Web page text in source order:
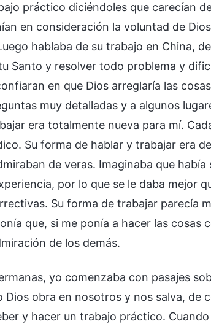
práctico diciéndoles que carecían
en consideración la voluntad de
hablaba de su trabajo en China,
Santo y resolver todo problema y
en que Dios arreglaría las
muy detalladas y a algunos
era totalmente nueva para mí.
Su forma de hablar y trabajar era
de veras. Imaginaba que había
por lo que se le daba mejor
Su forma de trabajar parecía
que, si me ponía a hacer las cosas
de los demás.
yo comenzaba con pasajes
obra en nosotros y nos salva, de
y hacer un trabajo práctico.